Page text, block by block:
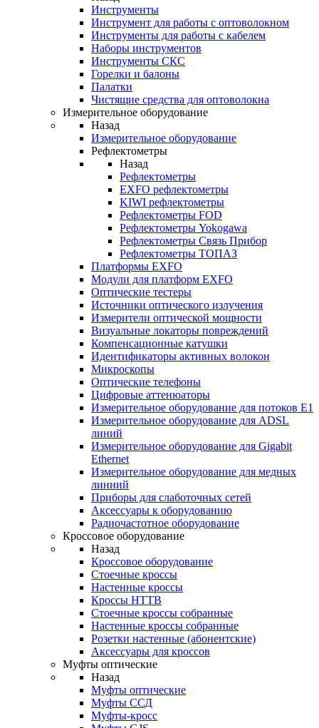
Инструменты
Инструмент для работы с оптоволокном
Инструменты для работы с кабелем
Наборы инструментов
Инструменты СКС
Горелки и балоны
Палатки
Чистящие средства для оптоволокна
Измерительное оборудование
Назад
Измерительное оборудование
Рефлектометры
Назад
Рефлектометры
EXFO рефлектометры
KIWI рефлектометры
Рефлектометры FOD
Рефлектометры Yokogawa
Рефлектометры Связь Прибор
Рефлектометры ТОПАЗ
Платформы EXFO
Модули для платформ EXFO
Оптические тестеры
Источники оптического излучения
Измерители оптической мощности
Визуальные локаторы повреждений
Компенсационные катушки
Идентификаторы активных волокон
Микроскопы
Оптические телефоны
Цифровые аттенюаторы
Измерительное оборудование для потоков Е1
Измерительное оборудование для ADSL
линий
Измерительное оборудование для Gigabit
Ethernet
Измерительное оборудование для медных
линиий
Приборы для слаботочных сетей
Аксессуары к оборудованию
Радиочастотное оборудование
Кроссовое оборудование
Назад
Кроссовое оборудование
Стоечные кроссы
Настенные кроссы
Кроссы HTTB
Стоечные кроссы собранные
Настенные кроссы собранные
Розетки настенные (абонентские)
Аксессуары для кроссов
Муфты оптические
Назад
Муфты оптические
Муфты ССД
Муфты-кросс